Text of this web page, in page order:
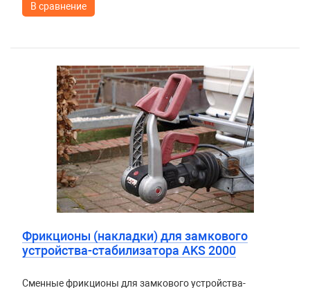
В сравнение
Фрикционы (накладки) для замкового
устройства-стабилизатора AKS 2000
Сменные фрикционы для замкового устройства-